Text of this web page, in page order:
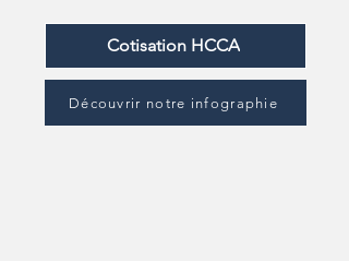
Cotisation HCCA
Découvrir notre infographie